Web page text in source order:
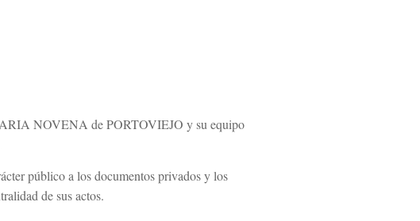
NOVENA de PORTOVIEJO y su equipo
público a los documentos privados y los
de sus actos.